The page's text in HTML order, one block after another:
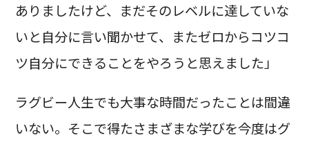
ありましたけど、まだそのレベルに達していな
いと自分に言い聞かせて、またゼロからコツコ
ツ自分にできることをやろうと思えました」
ラグビー人生でも大事な時間だったことは間違
いない。そこで得たさまざまな学びを今度はグ